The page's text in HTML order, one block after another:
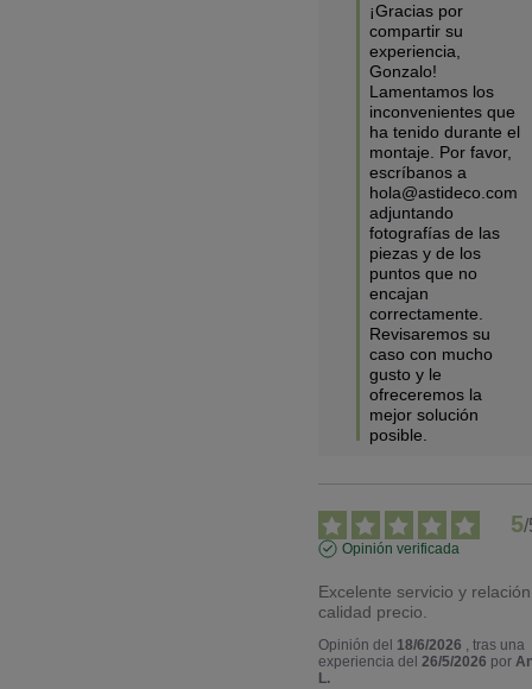
¡Gracias por
compartir su
experiencia,
Gonzalo!
Lamentamos los
inconvenientes que
ha tenido durante el
montaje. Por favor,
escríbanos a
hola@astideco.com
adjuntando
fotografías de las
piezas y de los
puntos que no
encajan
correctamente.
Revisaremos su
caso con mucho
gusto y le
ofreceremos la
mejor solución
posible.
5/
Opinión verificada
Excelente servicio y relación
calidad precio.
Opinión del 18/6/2026 , tras una
experiencia del 26/5/2026 por
L.